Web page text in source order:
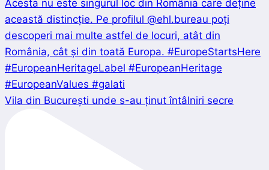
Vila din București unde s-au ținut întâlniri secre